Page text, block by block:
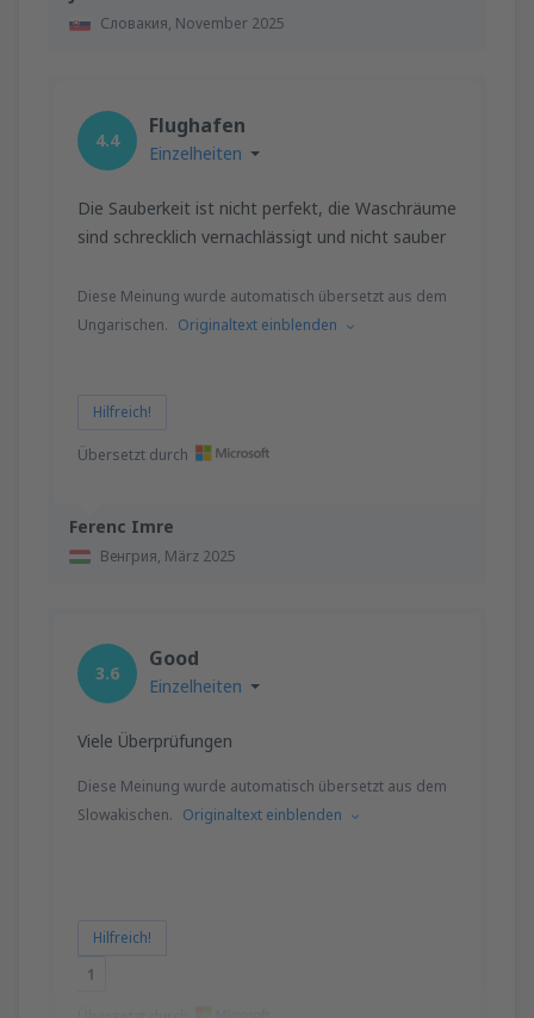
Словакия, November 2025
Ferenc Imre
Венгрия, März 2025
4.4
Flughafen
Einzelheiten
Die Sauberkeit ist nicht perfekt, die Waschräume
sind schrecklich vernachlässigt und nicht sauber
Diese Meinung wurde automatisch übersetzt aus dem
Ungarischen. Originaltext einblenden
Hilfreich!
Übersetzt durch
3.6
Good
Einzelheiten
Viele Überprüfungen
Diese Meinung wurde automatisch übersetzt aus dem
Slowakischen. Originaltext einblenden
Hilfreich!
1